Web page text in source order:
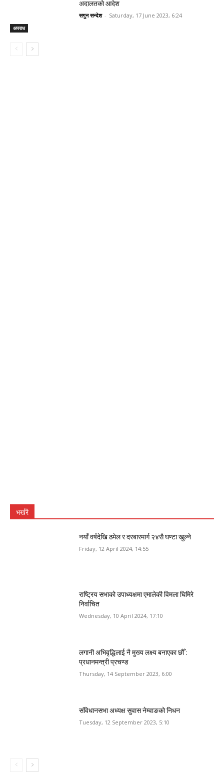
अपराध
अदालतको आदेश
सगुन सन्देश - Saturday, 17 June 2023, 6:24
भर्खरै
नयाँ वर्षदेखि ठमेल र दरबारमार्ग २४सै घण्टा खुल्ने
Friday, 12 April 2024, 14:55
राष्ट्रिय सभाको उपाध्यक्षमा एमालेकी विमला घिमिरे
निर्वाचित
Wednesday, 10 April 2024, 17:10
लगानी अभिवृद्धिलाई नै मुख्य लक्ष्य बनाएका छौँ :
प्रधानमन्त्री प्रचण्ड
Thursday, 14 September 2023, 6:00
संविधानसभा अध्यक्ष सुवास नेम्वाङको निधन
Tuesday, 12 September 2023, 5:10